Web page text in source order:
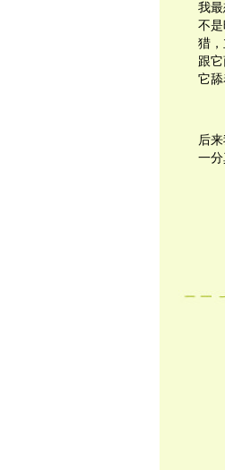
我
不
猎
跟
它
后
一